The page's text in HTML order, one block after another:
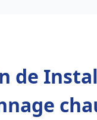
de